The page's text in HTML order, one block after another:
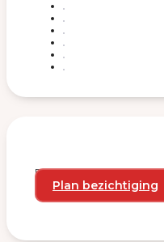
Plan een bezichtiging en
Plan bezichtiging